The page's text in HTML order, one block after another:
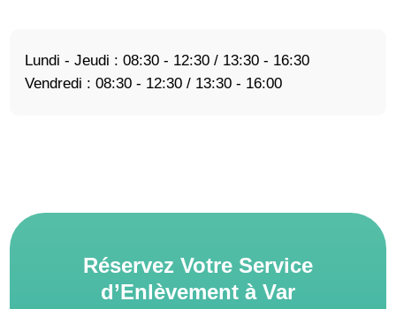
Lundi - Jeudi : 08:30 - 12:30 / 13:30 - 16:30
Vendredi : 08:30 - 12:30 / 13:30 - 16:00
Réservez Votre Service
d’Enlèvement à Var